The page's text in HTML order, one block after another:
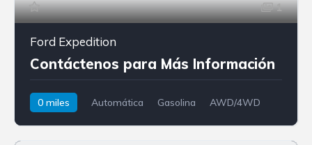
1
Ford Expedition
Contáctenos para Más Información
0 miles Automática Gasolina
AWD/4WD